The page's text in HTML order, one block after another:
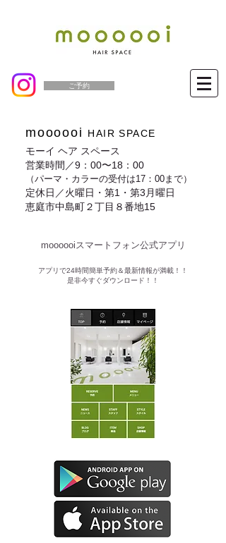
ご予約
moooooi
HAIR SPACE
モーイ ヘア スペース
営業時間／9：00〜18：00
（パーマ・カラーの受付は17：00まで）
定休日／火曜日・第1・第3月曜日
恵庭市中島町２丁目８番地15
moooooiスマートフォン公式アプリ​
​アプリで24時間簡単予約＆最新情報が満載！！
是非今すぐダウンロード！！